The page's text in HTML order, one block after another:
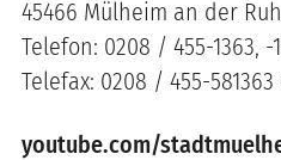
45466 Mülheim an der
Telefon: 0208 / 455-1363, -
Telefax: 0208 / 455-581363
youtube.com/